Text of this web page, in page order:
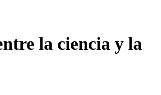
la ciencia y la